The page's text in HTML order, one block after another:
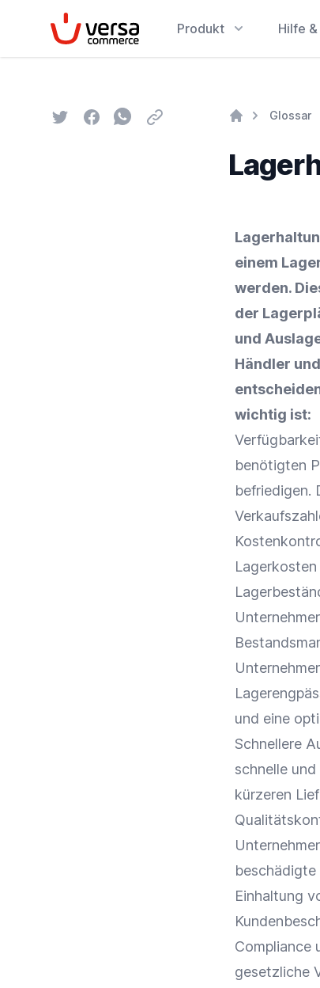
VersaCommerce Produkt Hilfe
TwitterFacebookWhatsapp
Email Glossar
einem
werden.
der
und
Händler
wichtig ist:
benötigten
befriedigen.
Lagerkosten
und eine
Schnellere
schnelle
kürzeren
Einhaltung
Compliance
gesetzliche